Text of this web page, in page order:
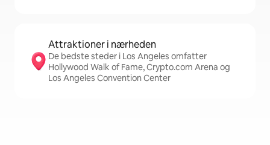
Attraktioner i nærheden
De bedste steder i Los Angeles omfatter
Hollywood Walk of Fame, Crypto.com Arena og
Los Angeles Convention Center